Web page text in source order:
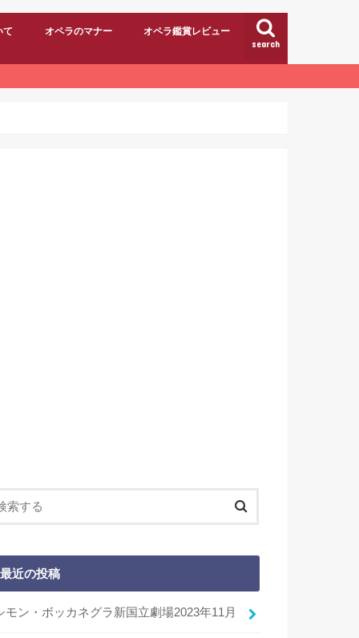
search
て オペラのマナー オペラ鑑賞レビュー
最近の投稿
モン・ボッカネグラ新国立劇場2023年11月